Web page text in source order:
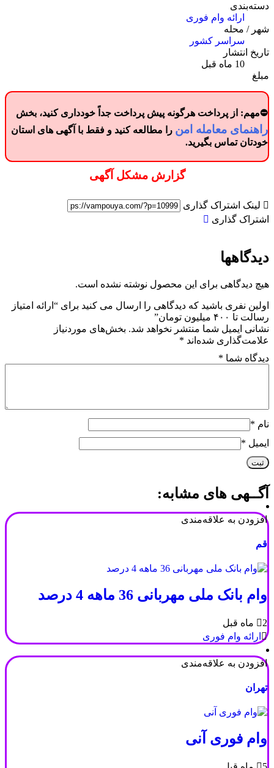
دسته‌بندی
ارائه وام فوری
شهر / محله
سراسر کشور
تاریخ انتشار
10 ماه قبل
مبلغ
⛔مهم: از پرداخت هرگونه پیش پرداختجداً خودداری کنید، بخش
راهنمای معامله امنرا مطالعه کنید و فقط با آگهی های استان
خودتان تماس بگیرید.
گزارش مشکل آگهی
لینک اشتراک گذاری
اشتراک گذاری
دیدگاهها
هیچ دیدگاهی برای این محصول نوشته نشده است.
اولین نفری باشید که دیدگاهی را ارسال می کنید برای “ارائه امتیاز
رسالت تا ۴۰۰ میلیون تومان”
نشانی ایمیل شما منتشر نخواهد شد. بخش‌های موردنیاز
علامت‌گذاری شده‌اند *
دیدگاه شما *
نام *
ایمیل *
آگــهی های مشابه:
افزودن به علاقه‌مندی
قم
وام بانک ملی مهربانی 36 ماهه 4 درصد
2 ماه قبل
ارائه وام فوری
افزودن به علاقه‌مندی
تهران
وام فوری آنی